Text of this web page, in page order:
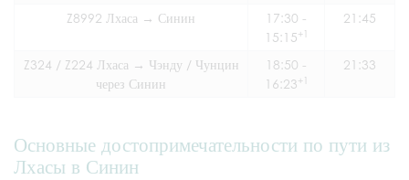
Z8992 Лхаса → Синин
17:30 -
15:15+1
21:45
Z324 / Z224 Лхаса → Чэнду / Чунцин
через Синин
18:50 -
16:23+1
21:33
Основные достопримечательности по пути из
Лхасы в Синин